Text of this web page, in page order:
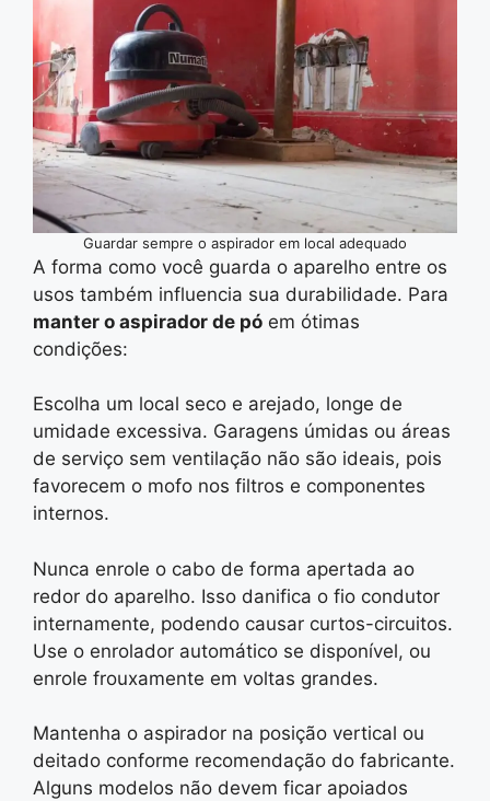
Guardar sempre o aspirador em local adequado
A forma como você guarda o aparelho entre os
usos também influencia sua durabilidade. Para
manter o aspirador de pó em ótimas
condições:
Escolha um local seco e arejado, longe de
umidade excessiva. Garagens úmidas ou áreas
de serviço sem ventilação não são ideais, pois
favorecem o mofo nos filtros e componentes
internos.
Nunca enrole o cabo de forma apertada ao
redor do aparelho. Isso danifica o fio condutor
internamente, podendo causar curtos-circuitos.
Use o enrolador automático se disponível, ou
enrole frouxamente em voltas grandes.
Mantenha o aspirador na posição vertical ou
deitado conforme recomendação do fabricante.
Alguns modelos não devem ficar apoiados